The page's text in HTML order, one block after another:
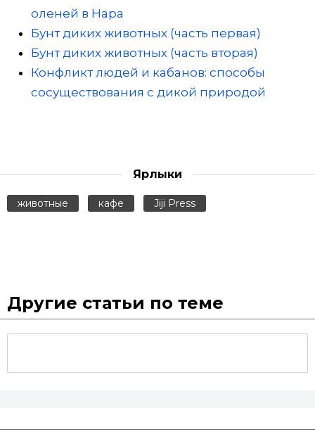
оленей в Нара
Бунт диких животных (часть первая)
Бунт диких животных (часть вторая)
Конфликт людей и кабанов: способы
сосуществования с дикой природой
Ярлыки
животные кафе Jiji Press
Другие статьи по теме